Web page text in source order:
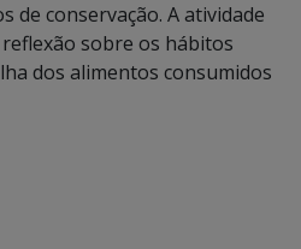
de conservação. A atividade
sobre os hábitos
dos alimentos consumidos